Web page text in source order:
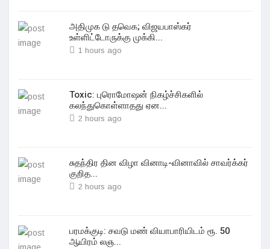
அதிமுக டு தவெக; விஜயபாஸ்கர்
உள்ளிட்டோருக்கு முக்கி...
1 hours ago
Toxic: புரொமோஷன் நிகழ்ச்சிகளில்
கலந்துகொள்ளாதது ஏன...
2 hours ago
சுதந்திர தின விழா வினாடி-வினாவில் சாவர்க்கர்
குறித...
2 hours ago
பரமக்குடி: சவடு மண் வியாபாரியிடம் ரூ. 50
ஆயிரம் லஞ...